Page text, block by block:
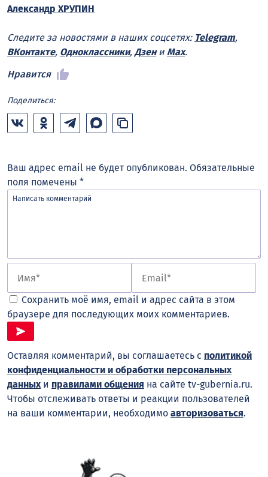
Александр ХРУПИН
Следите за новостями в наших соцсетях: Telegram,
ВКонтакте, Одноклассники, Дзени Max.
Нравится
Поделиться:
Ваш адрес email не будет опубликован. Обязательные
поля помечены *
Сохранить моё имя, email и адрес сайта в этом
браузере для последующих моих комментариев.
Оставляя комментарий, вы соглашаетесь с политикой
конфиденциальности и обработки персональных
данныхи правилами общения на сайте tv-gubernia.ru.
Чтобы отслеживать ответы и реакции пользователей
на ваши комментарии, необходимо авторизоваться.